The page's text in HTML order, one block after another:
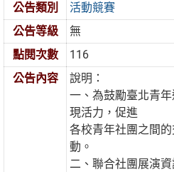
公告類別
活動競賽
公告等級
無
點閱次數
116
公告內容
說明：
一、為鼓勵臺北青
現活力，促進
各校青年社團之間
動。
二、聯合社團展演資